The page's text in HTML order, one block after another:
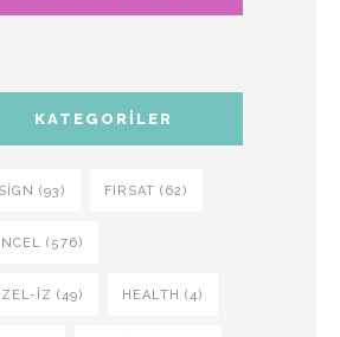
KATEGORILER
(93) FIRSAT (62)
(576)
IZ (49) HEALTH (4)